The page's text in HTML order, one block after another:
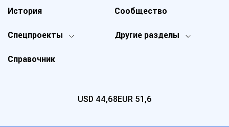
Спецпроекты Другие разделы
История
Справочник
Сообщество
USD 44,68EUR 51,6